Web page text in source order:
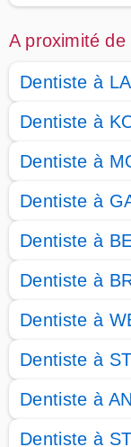
A proximité de
Dentiste à
Dentiste à
Dentiste à
Dentiste à
Dentiste à
Dentiste à
Dentiste à
Dentiste à
Dentiste à
Dentiste à